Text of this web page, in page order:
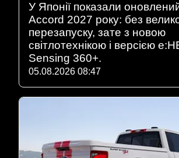
У Японії показали
Accord 2027 року: без
перезапуску, зате з новою
світлотехнікою і версією
Sensing 360+.
05.08.2026 08:47